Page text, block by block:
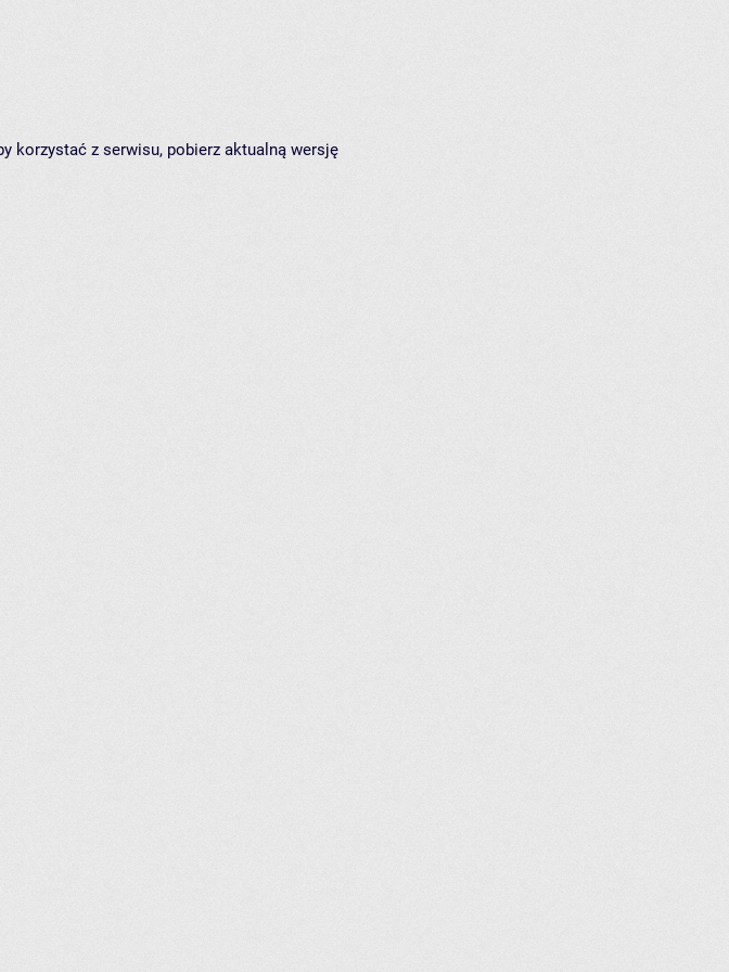
korzystać z serwisu, pobierz aktualną wersję